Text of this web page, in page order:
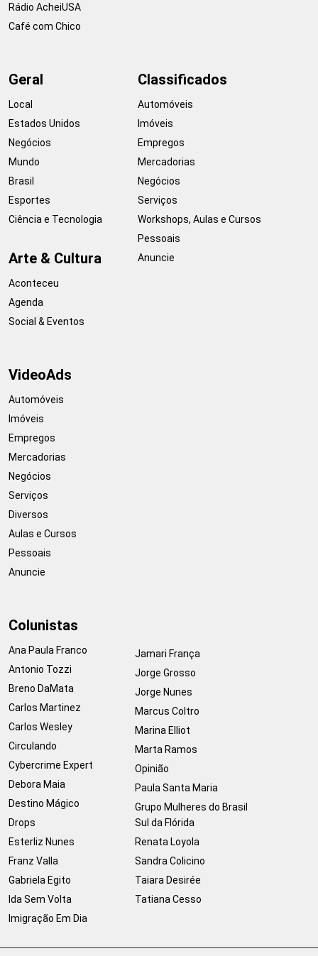
Rádio AcheiUSA
Café com Chico
Geral
Local
Estados Unidos
Negócios
Mundo
Brasil
Esportes
Ciência e Tecnologia
Arte & Cultura
Aconteceu
Agenda
Social & Eventos
Classificados
Automóveis
Imóveis
Empregos
Mercadorias
Negócios
Serviços
Workshops, Aulas e Cursos
Pessoais
Anuncie
VideoAds
Automóveis
Imóveis
Empregos
Mercadorias
Negócios
Serviços
Diversos
Aulas e Cursos
Pessoais
Anuncie
Colunistas
Ana Paula Franco
Antonio Tozzi
Breno DaMata
Carlos Martinez
Carlos Wesley
Circulando
Cybercrime Expert
Debora Maia
Destino Mágico
Drops
Esterliz Nunes
Franz Valla
Gabriela Egito
Ida Sem Volta
Imigração Em Dia
Jamari França
Jorge Grosso
Jorge Nunes
Marcus Coltro
Marina Elliot
Marta Ramos
Opinião
Paula Santa Maria
Grupo Mulheres do Brasil
Sul da Flórida
Renata Loyola
Sandra Colicino
Taiara Desirée
Tatiana Cesso